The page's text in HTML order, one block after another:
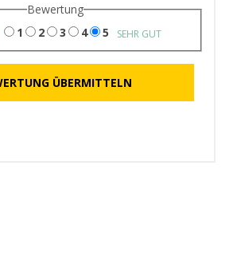
Bewertung
1 2 3 4 5 SEHR GUT